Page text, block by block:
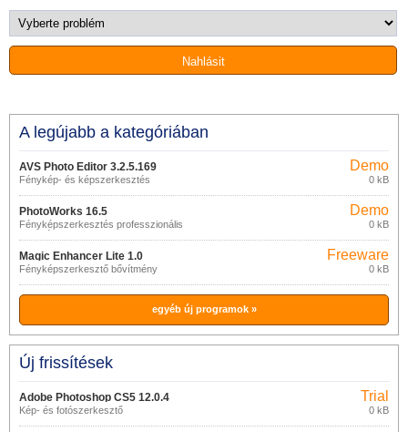
A legújabb a kategóriában
AVS Photo Editor 3.2.5.169
Fénykép- és képszerkesztés
Demo
0 kB
PhotoWorks 16.5
Fényképszerkesztés professzionális
funkciókkal
Demo
0 kB
Magic Enhancer Lite 1.0
Fényképszerkesztő bővítmény
Freeware
0 kB
egyéb új programok »
Új frissítések
Adobe Photoshop CS5 12.0.4
Kép- és fotószerkesztő
Trial
0 kB